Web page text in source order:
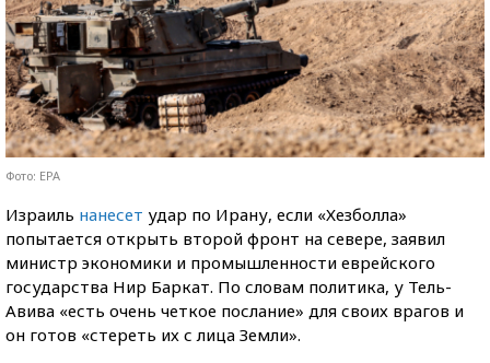
Фото: EPA
Израиль нанесет удар по Ирану, если «Хезболла»
попытается открыть второй фронт на севере, заявил
министр экономики и промышленности еврейского
государства Нир Баркат. По словам политика, у Тель-
Авива «есть очень четкое послание» для своих врагов и
он готов «стереть их с лица Земли».